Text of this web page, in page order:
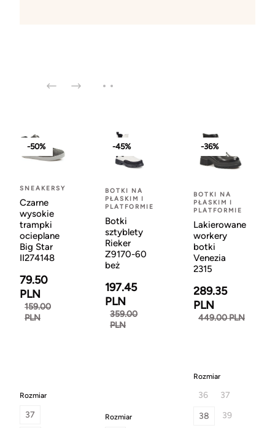
-50%
SNEAKERSY
Czarne
wysokie
trampki
ocieplane
Big Star
II274148
79.50
PLN
159.00
PLN
Rozmiar
37
-45%
BOTKI NA
PŁASKIM I
PLATFORMIE
Botki
sztyblety
Rieker
Z9170-60
beż
197.45
PLN
359.00
PLN
Rozmiar
-36%
BOTKI NA
PŁASKIM I
PLATFORMIE
Lakierowane
workery
botki
Venezia
2315
289.35
PLN
449.00 PLN
Rozmiar
36
37
38
39